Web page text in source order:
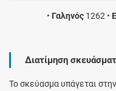
• Γαληνός1262 •
Διατίμηση
Το σκεύασμα υπάγεται